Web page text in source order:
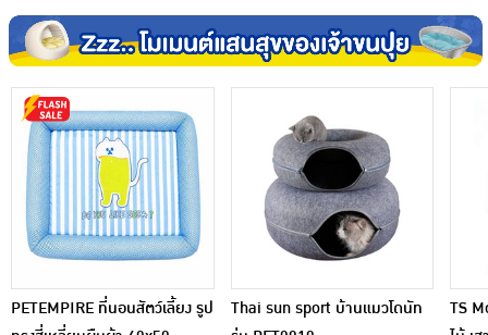
PETEMPIRE ที่นอนสัตว์เลี้ยง รูป
Thai sun sport บ้านแมวโดนัท
TS